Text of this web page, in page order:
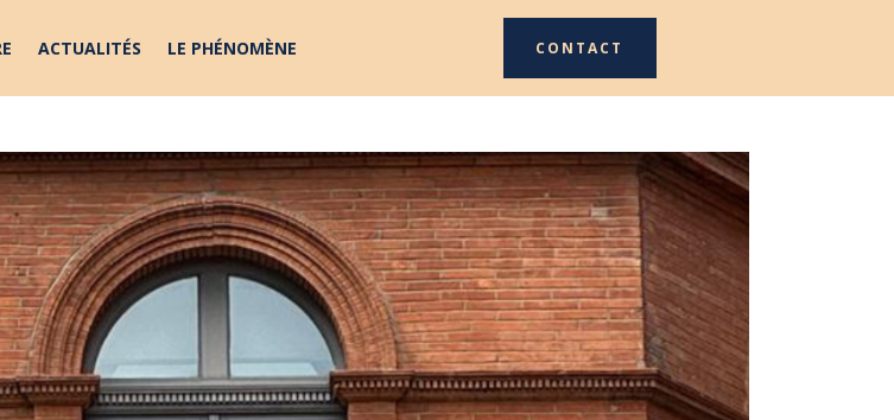
ACTUALITÉS LE PHÉNOMÈNE CONTACT